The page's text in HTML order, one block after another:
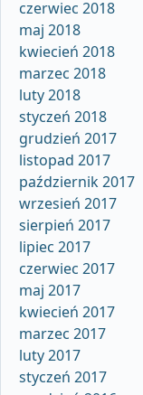
czerwiec 2018
maj 2018
kwiecień 2018
marzec 2018
luty 2018
styczeń 2018
grudzień 2017
listopad 2017
październik 2017
wrzesień 2017
sierpień 2017
lipiec 2017
czerwiec 2017
maj 2017
kwiecień 2017
marzec 2017
luty 2017
styczeń 2017